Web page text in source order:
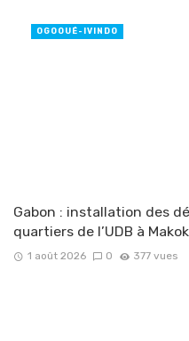
Gabon : installation des
quartiers de l’UDB à
1 août 2026 0 377 vues
OGOOUÉ-IVINDO